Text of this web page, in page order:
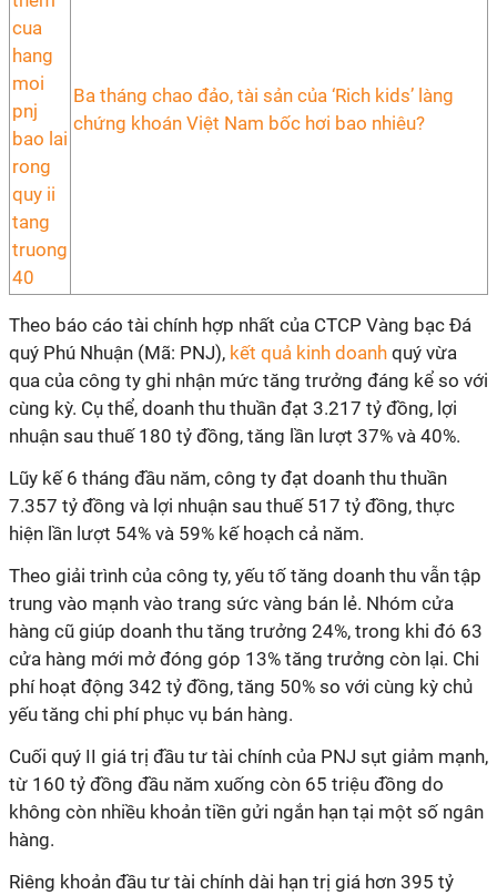
Ba tháng chao đảo, tài sản của ‘Rich kids’ làng
chứng khoán Việt Nam bốc hơi bao nhiêu?
Theo báo cáo tài chính hợp nhất của CTCP Vàng bạc Đá
quý Phú Nhuận (Mã: PNJ), kết quả kinh doanh quý vừa
qua của công ty ghi nhận mức tăng trưởng đáng kể so với
cùng kỳ. Cụ thể, doanh thu thuần đạt 3.217 tỷ đồng, lợi
nhuận sau thuế 180 tỷ đồng, tăng lần lượt 37% và 40%.
Lũy kế 6 tháng đầu năm, công ty đạt doanh thu thuần
7.357 tỷ đồng và lợi nhuận sau thuế 517 tỷ đồng, thực
hiện lần lượt 54% và 59% kế hoạch cả năm.
Theo giải trình của công ty, yếu tố tăng doanh thu vẫn tập
trung vào mạnh vào trang sức vàng bán lẻ. Nhóm cửa
hàng cũ giúp doanh thu tăng trưởng 24%, trong khi đó 63
cửa hàng mới mở đóng góp 13% tăng trưởng còn lại. Chi
phí hoạt động 342 tỷ đồng, tăng 50% so với cùng kỳ chủ
yếu tăng chi phí phục vụ bán hàng.
Cuối quý II giá trị đầu tư tài chính của PNJ sụt giảm mạnh,
từ 160 tỷ đồng đầu năm xuống còn 65 triệu đồng do
không còn nhiều khoản tiền gửi ngắn hạn tại một số ngân
hàng.
Riêng khoản đầu tư tài chính dài hạn trị giá hơn 395 tỷ